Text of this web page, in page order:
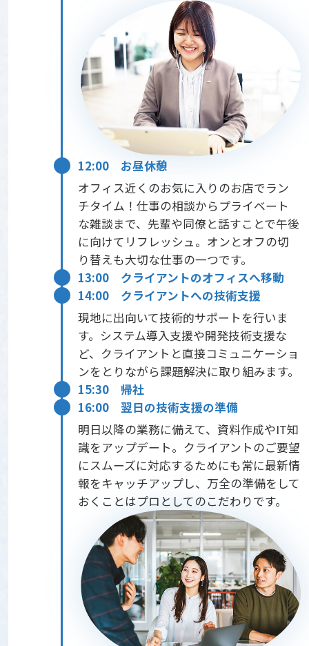
12:00 お昼休憩
オフィス近くのお気に入りのお店でラン
チタイム！仕事の相談からプライベート
な雑談まで、先輩や同僚と話すことで午後
に向けてリフレッシュ。オンとオフの切
り替えも大切な仕事の一つです。
13:00 クライアントのオフィスへ移動
14:00 クライアントへの技術支援
現地に出向いて技術的サポートを行いま
す。システム導入支援や開発技術支援な
ど、クライアントと直接コミュニケーショ
ンをとりながら課題解決に取り組みます。
15:30 帰社
16:00 翌日の技術支援の準備
明日以降の業務に備えて、資料作成やIT知
識をアップデート。クライアントのご要望
にスムーズに対応するためにも常に最新情
報をキャッチアップし、万全の準備をして
おくことはプロとしてのこだわりです。